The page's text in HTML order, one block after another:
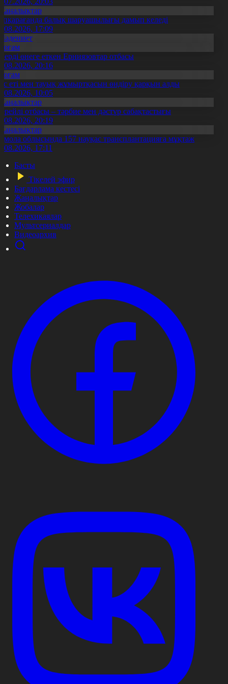
балық шаруашылығы дамып келеді
17:09
өнеге еткен Ерниязовтар отбасы
20:16
еті мен тауық жұмыртқасын өндіру қарқын алды
10:05
отбасы – тәрбие мен дәстүр сабақтастығы
20:19
облысында 157 науқас трансплантацияға мұқтаж
17:11
Басты
Тікелей эфир
Бағдарлама кестесі
Жаңалықтар
Жобалар
Телехикаялар
Мультсериалдар
Видеоархив